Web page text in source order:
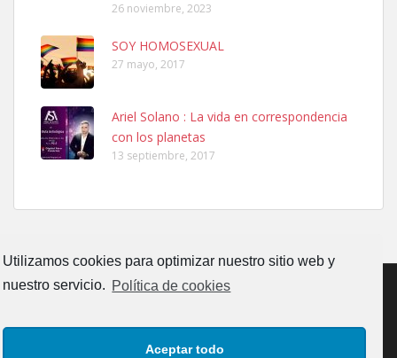
Utilizamos cookies para optimizar nuestro sitio web y
nuestro servicio. Política de cookies
Aceptar todo
Adopcion
Busco casa de acogida para mi perrita ya que por temas de trabajo
no la puedo tener. Solo gente r...
Gata joven encontrada
Gata joven encontrada en zona calle San Bernardo de Las Palmas
26 noviembre, 2023
SOY HOMOSEXUAL
27 mayo, 2017
Ariel Solano : La vida en correspondencia
con los planetas
13 septiembre, 2017